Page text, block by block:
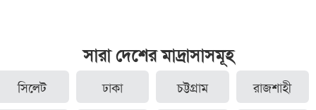
সারা দেশের মাদ্রাসাসমূহ
সিলেট ঢাকা চট্টগ্রাম রাজশাহী